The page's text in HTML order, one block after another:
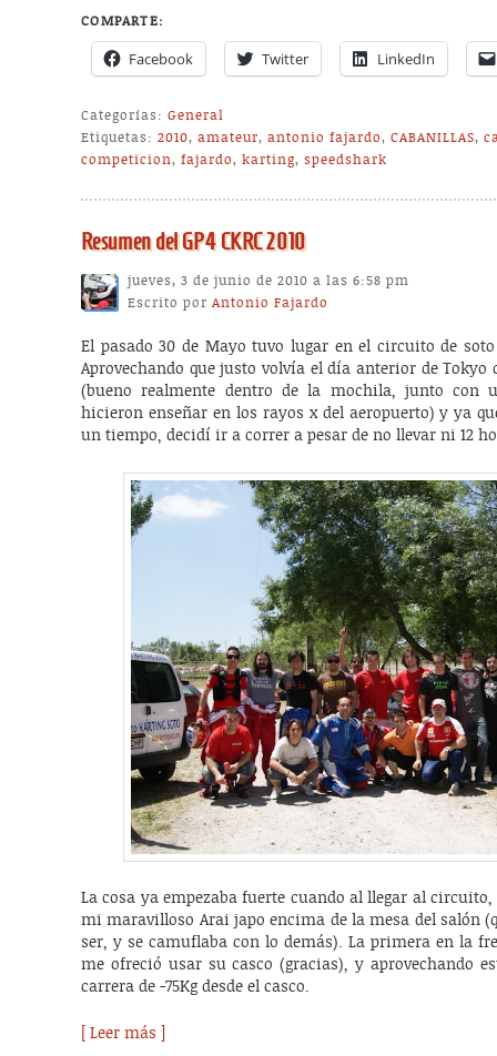
COMPARTE:
Facebook Twitter LinkedIn
Categorías: General
Etiquetas: 2010,amateur,antonio fajardo,CABANILLAS,
competicion,fajardo,karting,speedshark
Resumen del GP4 CKRC 2010
jueves, 3 de junio de 2010 a las 6:58 pm
Escrito porAntonio Fajardo
El pasado 30 de Mayo tuvo lugar en el circuito de soto
Aprovechando que justo volvía el día anterior de Tokyo
(bueno realmente dentro de la mochila, junto con
hicieron enseñar en los rayos x del aeropuerto) y ya
un tiempo, decidí ir a correr a pesar de no llevar ni 12
La cosa ya empezaba fuerte cuando al llegar al
mi maravilloso Arai japo encima de la mesa del salón
ser, y se camuflaba con lo demás). La primera en la
me ofreció usar su casco (gracias), y aprovechando
carrera de -75Kg desde el casco.
[ Leer más ]